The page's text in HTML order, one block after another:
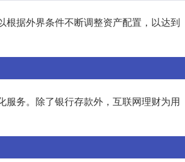
据外界条件不断调整资产配置，以达到
务。除了银行存款外，互联网理财为用